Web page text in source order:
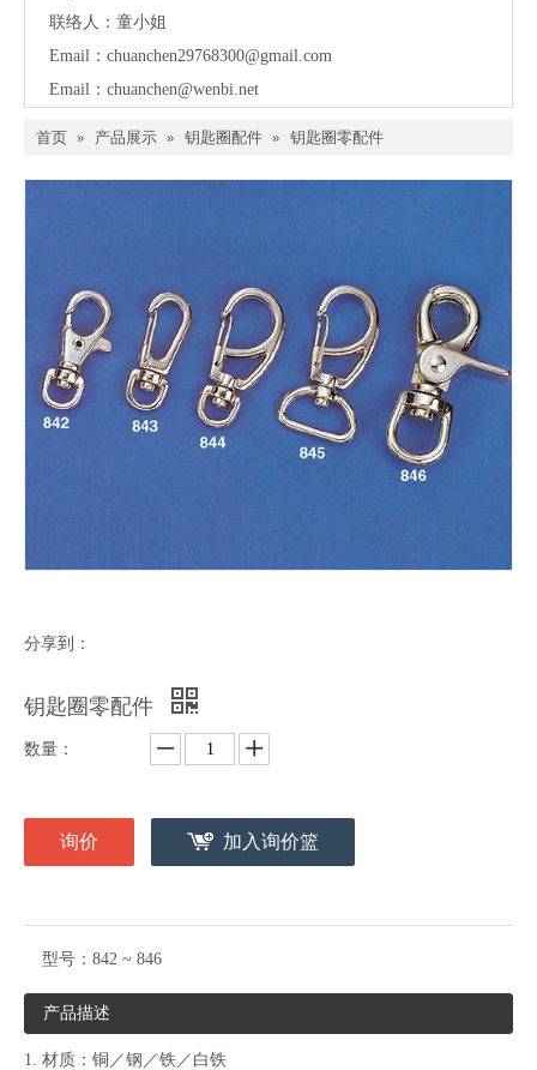
联络人：童小姐
Email： chuanchen29768300@gmail.com
Email： chuanchen@wenbi.net
首页 » 产品展示 » 钥匙圈配件 » 钥匙圈零配件
分享到：
钥匙圈零配件
数量：
询价 加入询价篮
型号： 842 ~ 846
产品描述
1. 材质：铜／钢／铁／白铁